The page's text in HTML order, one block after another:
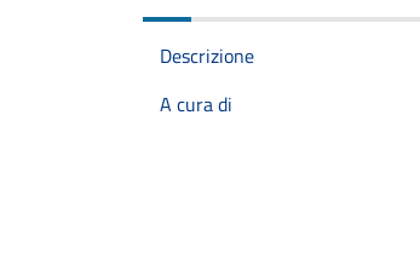
Descrizione
A cura di